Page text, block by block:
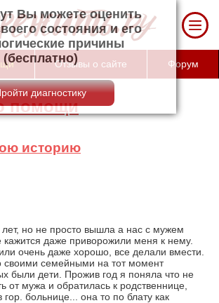
Вы можете оценить тяжесть
и его психологические
(бесплатно)
Отзывы о сайте Форум
помощи
историю
но не просто вышла а нас с мужем
даже приворожили меня к нему.
очень даже хорошо, все делали вмести.
своими семейными на тот момент
были дети. Прожив год я поняла что не
от мужа и обратилась к родственнице,
гор. больнице... она то по блату как